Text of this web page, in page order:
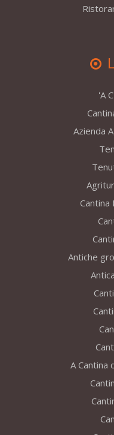
'A
Azienda
Cantina
Antiche
A Cantina